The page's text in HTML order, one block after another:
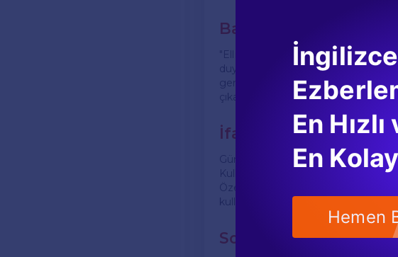
Bağlam ve Kullanım
"Elli tl demiş adam" ifadesi,
duyduğunda, "neyse canım, elli tl
genellikle arkadaşlar arasında,
çıkar. Ancak, bu ifade aynı
İfadenin Sosyal
Günümüzde sosyal medya
Kullanıcılar, bu ifadeyi mizahi bir
Özellikle Twitter ve Instagram gibi
kullanılması, insanları güldürmekte
Sonuç
En Hızlı
En
Hemen